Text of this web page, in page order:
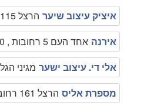
איציק עיצוב שיער הרצל 115 רחובות , 089452690
אירנה אחד העם 5 רחובות , 089466570
אלי די. עיצוב ישער מגיני הגליל 47 רחובות ,
מספרת אליס הרצל 161 רחובות , 089474380